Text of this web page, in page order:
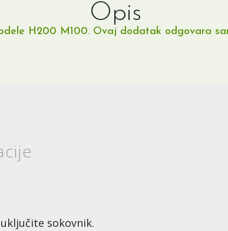
Opis
H200 M100. Ovaj dodatak odgovara
sokovnik.